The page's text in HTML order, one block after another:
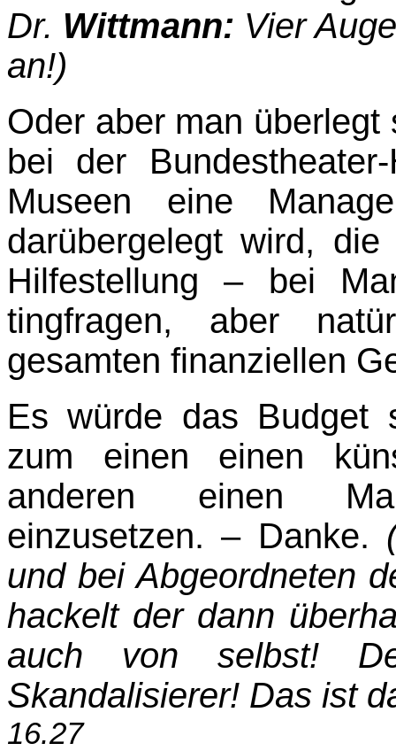
Dr. Wittmann: Vier
an!)
Oder aber man
bei der
Museen eine
darübergelegt wird,
Hilfestellung – bei
tingfragen, aber
gesamten finanziellen
Es würde das Budget
zum einen einen
anderen einen
einzusetzen. – Danke.
und bei Abgeordneten
hackelt der dann
auch von selbst!
Skandalisierer! Das ist
16.27